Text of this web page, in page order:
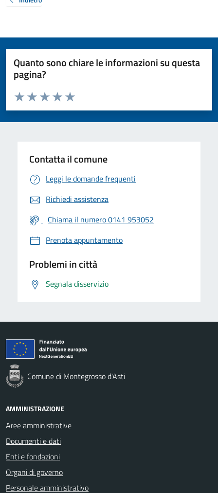
Quanto sono chiare le informazioni su questa
pagina?
Valuta da 1 a 5 stelle la pagina
Valuta 5 stelle su 5
Valuta 4 stelle su 5
Valuta 3 stelle su 5
Valuta 2 stelle su 5
Valuta 1 stelle su 5
Contatta il comune
Leggi le domande frequenti
Richiedi assistenza
Chiama il numero 0141 953052
Prenota appuntamento
Problemi in città
Segnala disservizio
Comune di Montegrosso d'Asti
AMMINISTRAZIONE
Aree amministrative
Documenti e dati
Enti e fondazioni
Organi di governo
Personale amministrativo